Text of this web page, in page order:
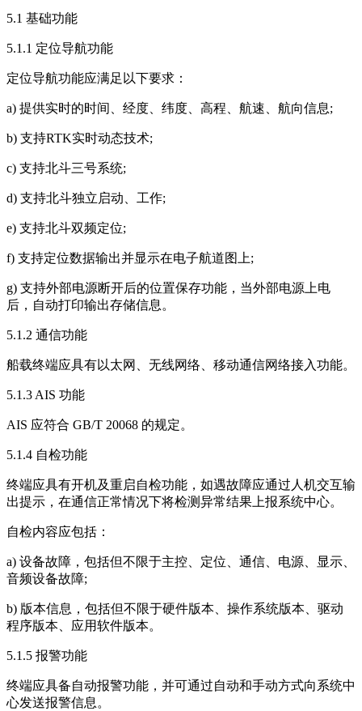
5.1 基础功能
5.1.1 定位导航功能
定位导航功能应满足以下要求：
a) 提供实时的时间、经度、纬度、高程、航速、航向信息;
b) 支持RTK实时动态技术;
c) 支持北斗三号系统;
d) 支持北斗独立启动、工作;
e) 支持北斗双频定位;
f) 支持定位数据输出并显示在电子航道图上;
g) 支持外部电源断开后的位置保存功能，当外部电源上电
后，自动打印输出存储信息。
5.1.2 通信功能
船载终端应具有以太网、无线网络、移动通信网络接入功能。
5.1.3 AIS 功能
AIS 应符合 GB/T 20068 的规定。
5.1.4 自检功能
终端应具有开机及重启自检功能，如遇故障应通过人机交互输
出提示，在通信正常情况下将检测异常结果上报系统中心。
自检内容应包括：
a) 设备故障，包括但不限于主控、定位、通信、电源、显示、
音频设备故障;
b) 版本信息，包括但不限于硬件版本、操作系统版本、驱动
程序版本、应用软件版本。
5.1.5 报警功能
终端应具备自动报警功能，并可通过自动和手动方式向系统中
心发送报警信息。